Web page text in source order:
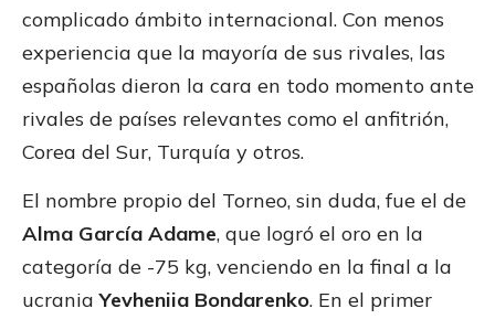
complicado ámbito internacional. Con menos
experiencia que la mayoría de sus rivales, las
españolas dieron la cara en todo momento ante
rivales de países relevantes como el anfitrión,
Corea del Sur, Turquía y otros.
El nombre propio del Torneo, sin duda, fue el de
Alma García Adame, que logró el oro en la
categoría de -75 kg, venciendo en la final a la
ucraniaYevheniia Bondarenko. En el primer